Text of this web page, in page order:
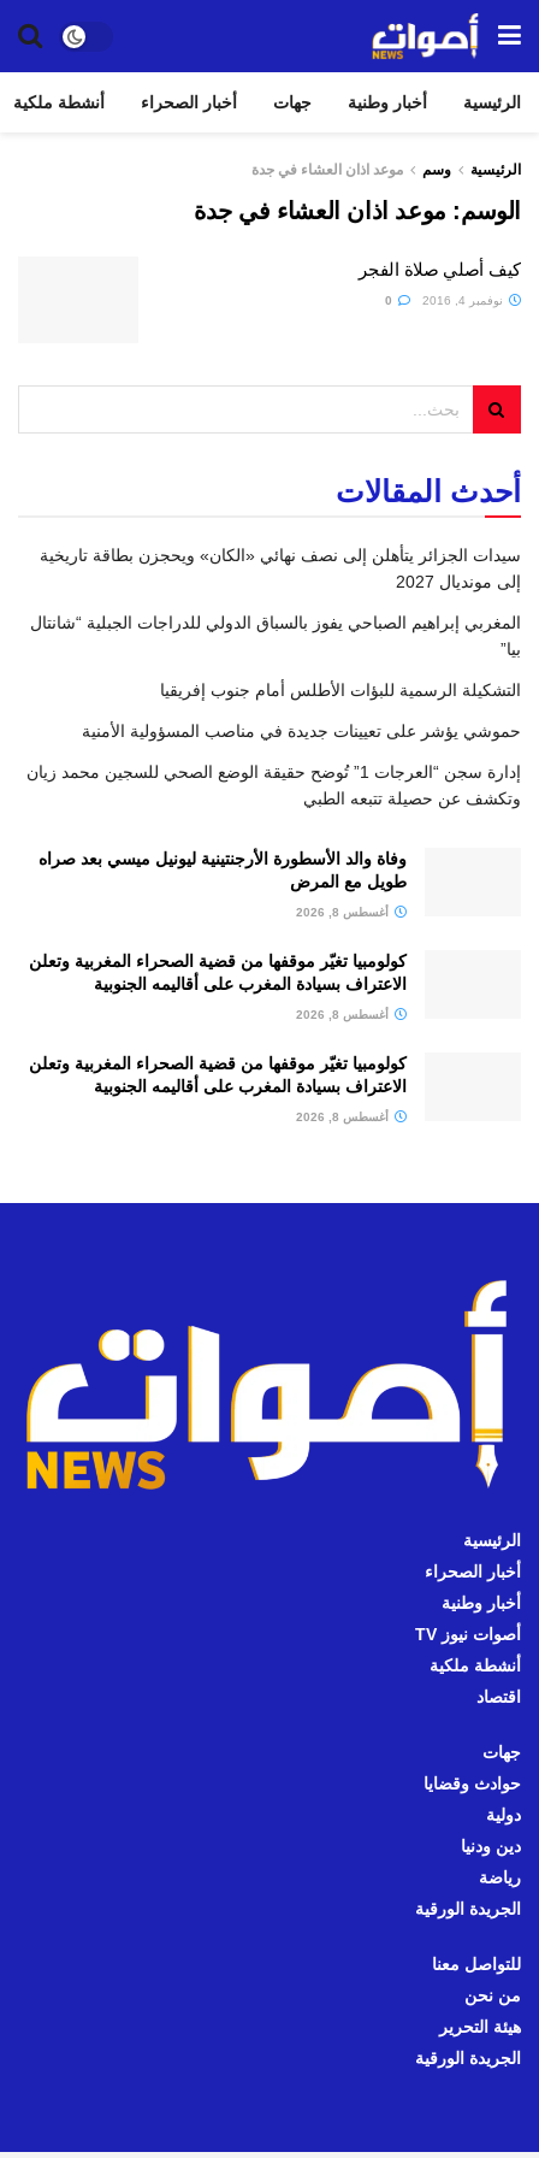
الرئيسية أخبار وطنية جهات أخبار الصحراء أنشطة ملكية
الرئيسية وسم موعد اذان العشاء في جدة
الوسم: موعد اذان العشاء في جدة
كيف أصلي صلاة الفجر
نوفمبر 4, 2016
أحدث المقالات
سيدات الجزائر يتأهلن إلى نصف نهائي «الكان» ويحجزن بطاقة تاريخية
إلى مونديال 2027
المغربي إبراهيم الصباحي يفوز بالسباق الدولي للدراجات الجبلية “شانتال
بيا”
التشكيلة الرسمية للبؤات الأطلس أمام جنوب إفريقيا
حموشي يؤشر على تعيينات جديدة في مناصب المسؤولية الأمنية
إدارة سجن “العرجات 1” تُوضح حقيقة الوضع الصحي للسجين محمد زيان
وتكشف عن حصيلة تتبعه الطبي
وفاة والد الأسطورة الأرجنتينية ليونيل ميسي بعد صراه
طويل مع المرض
أغسطس 8, 2026
كولومبيا تغيّر موقفها من قضية الصحراء المغربية وتعلن
الاعتراف بسيادة المغرب على أقاليمه الجنوبية
أغسطس 8, 2026
كولومبيا تغيّر موقفها من قضية الصحراء المغربية وتعلن
الاعتراف بسيادة المغرب على أقاليمه الجنوبية
أغسطس 8, 2026
الرئيسية
أخبار الصحراء
أخبار وطنية
أصوات نيوز TV
أنشطة ملكية
اقتصاد
جهات
حوادث وقضايا
دولية
دين ودنيا
رياضة
الجريدة الورقية
للتواصل معنا
من نحن
هيئة التحرير
الجريدة الورقية